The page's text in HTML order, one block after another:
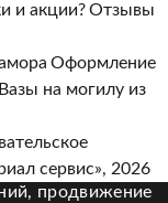
и акции?Отзывы
Оформление
Вазы на могилу из
сервис», 2026
продвижение